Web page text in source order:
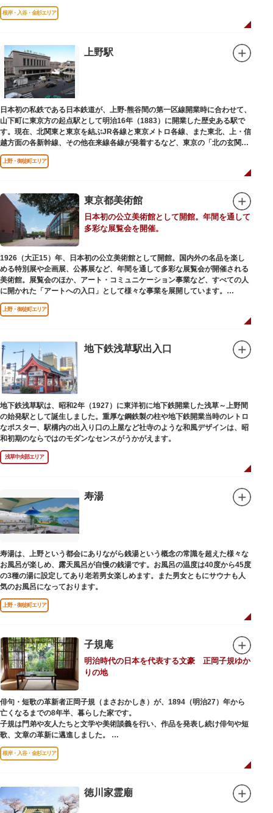
根岸・入谷・金杉エリア
上野駅
日本初の私鉄である日本鉄道が、上野-熊谷間の第一区線開業時に合わせて、
山下町に東京方の起点駅として明治16年（1883）に開業した歴史ある駅で
す。現在、北関東と東京を結ぶJR各線と東京メトロ各線、また東北、上・信
越方面の各新幹線、その他在来線各線が発着するなど、東京の「北の玄関
口」として機能しています。
上野・御徒町エリア
東京都美術館
日本初の公立美術館として開館。年間を通して
多彩な展覧会を開催。
1926（大正15）年、日本初の公立美術館として開館。国内外の名品を楽し
める特別展や企画展、公募展など、年間を通して多彩な展覧会が開催される
美術館。展覧会のほか、アート・コミュニケーション事業など、すべての人
に開かれた「アートへの入口」として様々な事業を展開しています。
レストランやミュージアムショップも充実。開放的なガラス張りのレストラ
ンからは、美術館のプロムナードや四季折々の公園の景色を眺めることがで
能です（観覧料は展覧会によって異なります。展覧会のスケジュールや観覧
料等の詳細は公式サイトをご確認ください）。
専門のスタッフに子供を預け、ゆっくりと展覧会鑑賞を楽しめる託児サービ
ス「パパママデー（事前予約制）」や、個室スペースのある授乳室、ミルク
用のお湯のサービスもあるのでファミリーにもおすすめです。
レンガ色のタイル張りの建物は、日本のモダニズム建築の巨匠・前川國男の
設計。
屋外には彫刻等の立体作品も展示されています。
上野・御徒町エリア
地下鉄浅草駅出入口
地下鉄浅草駅は、昭和2年（1927）に東洋初に地下鉄開業した浅草～上野間
の始発駅として誕生しました。重厚な鋼鉄製の柱や地下鉄開業当時のレトロ
なポスター、駅構内の出入り口の上屋など社寺のような和風デザインは、昭
和初期のならではのモダンなセンスがうかがえます。
浅草中央部エリア
寿湯
寿湯は、上野という都会にありながら銭湯という概念の常識を超えた様々な
お風呂が楽しめ、露天風呂が自慢の銭湯です。お風呂の温度は40度から45度
の3種の湯に設定してあり老若男女楽しめます。また男女ともにサウナも人
気のお風呂になっております。
上野・御徒町エリア
子規庵
明治時代の日本を代表する文豪 正岡子規ゆか
りの地
俳句・短歌の革新者正岡子規（まさおかしき）が、1894（明治27）年から
亡くなるまでの8年半、暮らした家です。
子規は門弟や友人たちと文学や美術談義を行い、作品を発表し続け俳句や短
歌、文章の革新に邁進しました。
故郷松山より母と妹を呼び寄せ、結核に苦しみながらも34歳で亡くなるまで
精力的に文学作品を創作し続けた場所でもあります。
ま再建され、現在の庵は東京都指定史跡として明治の雰囲気が体感できる魅
力的な空間となっています。
根岸・入谷・金杉エリア
徳川家霊廟